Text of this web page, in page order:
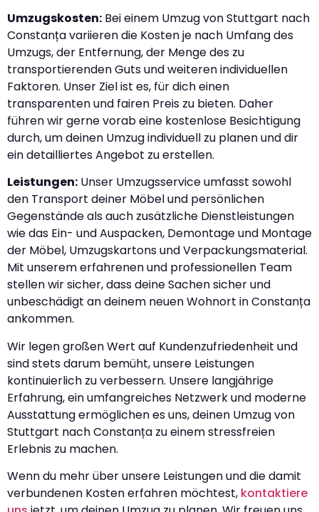
Umzugskosten: Bei einem Umzug von Stuttgart nach
Constanța variieren die Kosten je nach Umfang des
Umzugs, der Entfernung, der Menge des zu
transportierenden Guts und weiteren individuellen
Faktoren. Unser Ziel ist es, für dich einen
transparenten und fairen Preis zu bieten. Daher
führen wir gerne vorab eine kostenlose Besichtigung
durch, um deinen Umzug individuell zu planen und dir
ein detailliertes Angebot zu erstellen.
Leistungen: Unser Umzugsservice umfasst sowohl
den Transport deiner Möbel und persönlichen
Gegenstände als auch zusätzliche Dienstleistungen
wie das Ein- und Auspacken, Demontage und Montage
der Möbel, Umzugskartons und Verpackungsmaterial.
Mit unserem erfahrenen und professionellen Team
stellen wir sicher, dass deine Sachen sicher und
unbeschädigt an deinem neuen Wohnort in Constanța
ankommen.
Wir legen großen Wert auf Kundenzufriedenheit und
sind stets darum bemüht, unsere Leistungen
kontinuierlich zu verbessern. Unsere langjährige
Erfahrung, ein umfangreiches Netzwerk und moderne
Ausstattung ermöglichen es uns, deinen Umzug von
Stuttgart nach Constanța zu einem stressfreien
Erlebnis zu machen.
Wenn du mehr über unsere Leistungen und die damit
verbundenen Kosten erfahren möchtest, kontaktiere